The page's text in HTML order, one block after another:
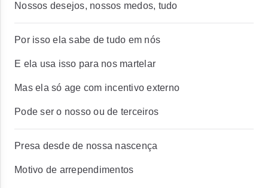
Nossos desejos, nossos medos, tudo
Por isso ela sabe de tudo em nós
E ela usa isso para nos martelar
Mas ela só age com incentivo externo
Pode ser o nosso ou de terceiros
Presa desde de nossa nascença
Motivo de arrependimentos